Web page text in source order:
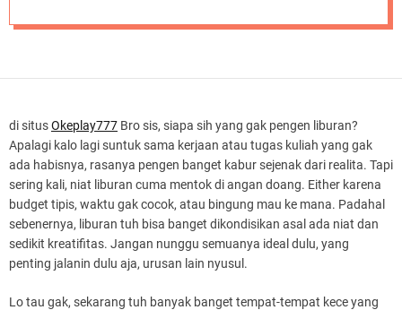
di situsOkeplay777 Bro sis, siapa sih yang gak pengen liburan?
Apalagi kalo lagi suntuk sama kerjaan atau tugas kuliah yang gak
ada habisnya, rasanya pengen banget kabur sejenak dari realita. Tapi
sering kali, niat liburan cuma mentok di angan doang. Either karena
budget tipis, waktu gak cocok, atau bingung mau ke mana. Padahal
sebenernya, liburan tuh bisa banget dikondisikan asal ada niat dan
sedikit kreatifitas. Jangan nunggu semuanya ideal dulu, yang
penting jalanin dulu aja, urusan lain nyusul.
Lo tau gak, sekarang tuh banyak banget tempat-tempat kece yang